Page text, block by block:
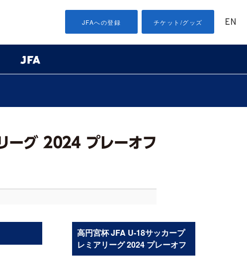
JFAへの登録 チケット/グッズ EN
高円宮杯 JFA U-18サッカープ
レミアリーグ 2024 プレーオフ